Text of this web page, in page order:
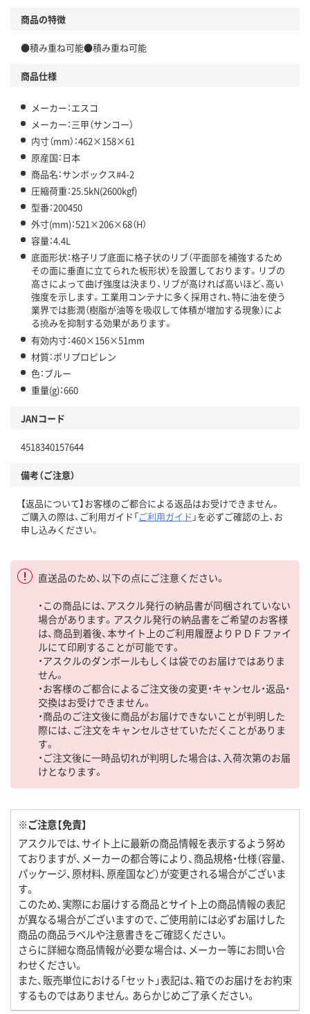
商品の特徴
●積み重ね可能●積み重ね可能
商品仕様
メーカー：エスコ
メーカー：三甲（サンコー）
内寸（mm）：462×158×61
原産国：日本
商品名：サンボックス#4-2
圧縮荷重：25.5kN(2600kgf)
型番：200450
外寸(mm)：521×206×68（H）
容量：4.4L
底面形状：格子リブ底面に格子状のリブ（平面部を補強するため
その面に垂直に立てられた板形状）を設置しております。リブの
高さによって曲げ強度は決まり、リブが高ければ高いほど、高い
強度を示します。工業用コンテナに多く採用され、特に油を使う
業界では膨潤（樹脂が油等を吸収して体積が増加する現象）によ
る撓みを抑制する効果があります。
有効内寸：460×156×51mm
材質：ポリプロピレン
色：ブルー
重量(g)：660
JANコード
4518340157644
備考（ご注意）
【返品について】お客様のご都合による返品はお受けできません。
ご購入の際は、ご利用ガイド「ご利用ガイド 」を必ずご確認の上、お
申し込みください。
直送品のため、以下の点にご注意ください。
・この商品には、アスクル発行の納品書が同梱されていない
場合があります。アスクル発行の納品書をご希望のお客様
は、商品到着後、本サイト上のご利用履歴よりＰＤＦファイ
ルにて印刷することが可能です。
・アスクルのダンボールもしくは袋でのお届けではありま
せん。
・お客様のご都合によるご注文後の変更・キャンセル・返品・
交換はお受けできません。
・商品のご注文後に商品がお届けできないことが判明した
際には、ご注文をキャンセルさせていただくことがありま
す。
・ご注文後に一時品切れが判明した場合は、入荷次第のお届
けとなります。
※ご注意【免責】
アスクルでは、サイト上に最新の商品情報を表示するよう努め
ておりますが、メーカーの都合等により、商品規格・仕様（容量、
パッケージ、原材料、原産国など）が変更される場合がございま
す。
このため、実際にお届けする商品とサイト上の商品情報の表記
が異なる場合がございますので、ご使用前には必ずお届けした
商品の商品ラベルや注意書きをご確認ください。
さらに詳細な商品情報が必要な場合は、メーカー等にお問い合
わせください。
また、販売単位における「セット」表記は、箱でのお届けをお約束
するものではありません。あらかじめご了承ください。